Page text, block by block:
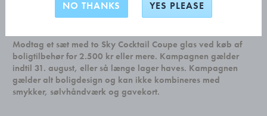
Modtag et sæt med to Sky Cocktail Coupe glas ved køb af
boligtilbehør for 2.500 kr eller mere. Kampagnen gælder
indtil 31. august, eller så længe lager haves. Kampagnen
gælder alt boligdesign og kan ikke kombineres med
smykker, sølvhåndværk og gavekort.
NO THANKS YES PLEASE